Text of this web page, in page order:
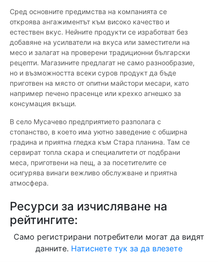
Сред основните предимства на компанията се
откроява ангажиментът към високо качество и
естествен вкус. Нейните продукти се изработват без
добавяне на усилватели на вкуса или заместители на
месо и залагат на проверени традиционни български
рецепти. Магазините предлагат не само разнообразие,
но и възможността всеки суров продукт да бъде
приготвен на място от опитни майстори месари, като
например печено прасенце или крехко агнешко за
консумация вкъщи.
В село Мусачево предприятието разполага с
стопанство, в което има уютно заведение с обширна
градина и приятна гледка към Стара планина. Там се
сервират топла скара и специалитети от подбрани
меса, приготвени на пещ, а за посетителите се
осигурява винаги вежливо обслужване и приятна
атмосфера.
Ресурси за изчисляване на
рейтингите:
Само регистрирани потребители могат да видят
данните. Натиснете тук за да влезете